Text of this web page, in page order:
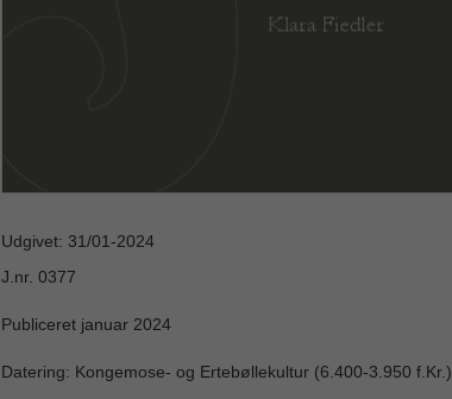
Udgivet: 31/01-2024
J.nr. 0377
Publiceret januar 2024
Datering: Kongemose- og Ertebøllekultur (6.400-3.950 f.Kr.).